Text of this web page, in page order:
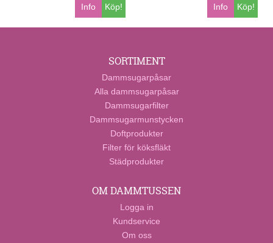
Köp!
Info Köp!
Info
SORTIMENT
Dammsugarpåsar
Alla dammsugarpåsar
Dammsugarfilter
Dammsugarmunstycken
Doftprodukter
Filter för köksfläkt
Städprodukter
OM DAMMTUSSEN
Logga in
Kundservice
Om oss